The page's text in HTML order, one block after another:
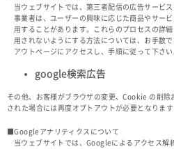
当ウェブサイトでは、第三者配信の広告サービ
事業者は、ユーザーの興味に応じた商品やサー
用することがあります。これらのプロセスの詳
用されないようにする方法については、お手数
アウトページにアクセスし、手順に従って下さい
google検索広告
その他、お客様がブラウザの変更、Cookie の削除
された場合には再度オプトアウトが必要となります
■Googleアナリティクスについて
当ウェブサイトでは、Googleによるアクセス解